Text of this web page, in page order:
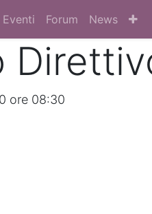
Eventi Forum News
ore 08:30